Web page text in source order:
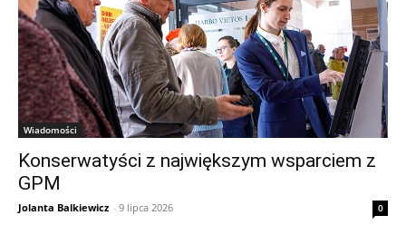
Wiadomości
Konserwatyści z największym wsparciem z
GPM
Jolanta Balkiewicz - 9 lipca 2026 0